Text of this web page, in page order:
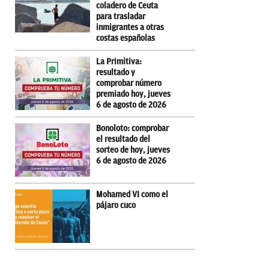
coladero de Ceuta
para trasladar
inmigrantes a otras
costas españolas
La Primitiva:
resultado y
comprobar número
premiado hoy, jueves
6 de agosto de 2026
Bonoloto: comprobar
el resultado del
sorteo de hoy, jueves
6 de agosto de 2026
Mohamed VI como el
pájaro cuco